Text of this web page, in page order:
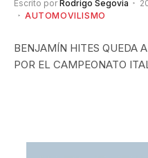
Escrito por Rodrigo Segovia
AUTOMOVILISMO
BENJAMÍN HITES QUEDA
POR EL CAMPEONATO